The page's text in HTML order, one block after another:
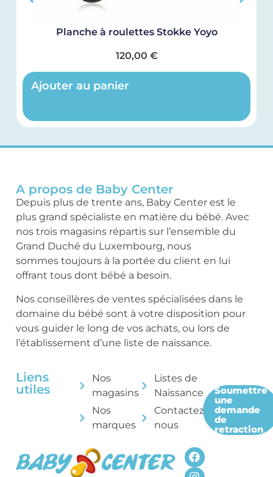
Planche à roulettes Stokke Yoyo
120,00 €
Ajouter au panier
A propos de Baby Center
Depuis plus de trente ans, Baby Center est le
plus grand spécialiste en matière du bébé. Avec
nos trois magasins répartis sur l’ensemble du
Grand Duché du Luxembourg, nous
sommes toujours à la portée du client en lui
offrant tous dont bébé a besoin.
Nos conseillères de ventes spécialisées dans le
domaine du bébé sont à votre disposition pour
vous guider le long de vos achats, ou lors de
l’établissement d’une liste de naissance.
Liens
utiles
Nos
magasins
Nos
marques
Listes de
Naissance
Contactez-
nous
Soumettre
une
demande
de
retraction